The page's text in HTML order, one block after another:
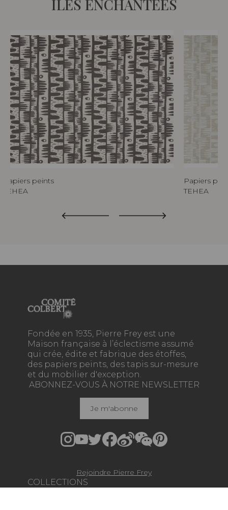
ÎLES ENCHANTEES
Papiers peints
TEHEA
Papiers
TEHEA
Fondée en 1935, Pierre Frey est une
Maison française à l’éclectisme assumé
qui crée, édite et fabrique des étoffes,
des papiers peints, des tapis sur-mesure
et du mobilier d'exception.
COLLECTIONS
ABONNEZ-VOUS À NOTRE NEWSLETTER
Je m'abonne
Rejoindre Pierre Frey